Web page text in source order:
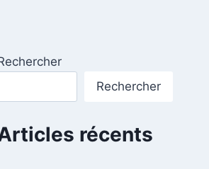
Rechercher
récents